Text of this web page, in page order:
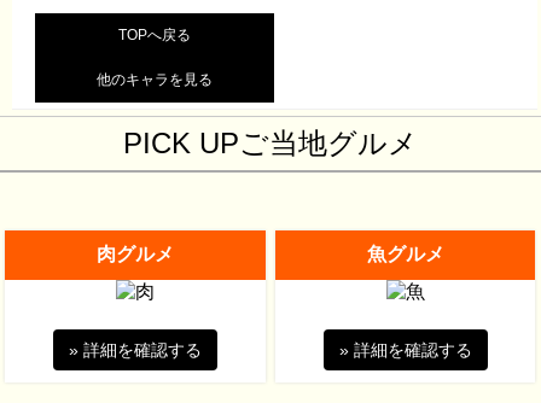
TOPへ戻る
他のキャラを見る
PICK UPご当地グルメ
肉グルメ
» 詳細を確認する
魚グルメ
» 詳細を確認する